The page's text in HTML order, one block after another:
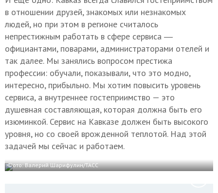
в отношении друзей, знакомых или незнакомых
людей, но при этом в регионе считалось
непрестижным работать в сфере сервиса ―
официантами, поварами, администраторами отелей и
так далее. Мы занялись вопросом престижа
профессии: обучали, показывали, что это модно,
интересно, прибыльно. Мы хотим повысить уровень
сервиса, а внутреннее гостеприимство — это
душевная составляющая, которая должна быть его
изюминкой. Сервис на Кавказе должен быть высокого
уровня, но со своей врожденной теплотой. Над этой
задачей мы сейчас и работаем.
Фото: Валерий Шарифулин/ТАСС